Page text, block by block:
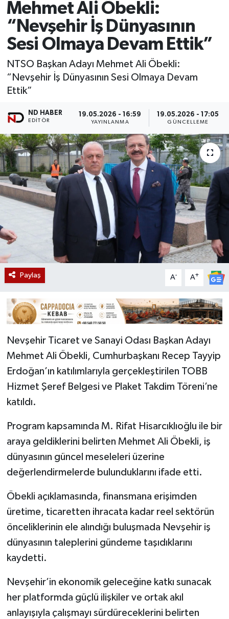
Mehmet Ali Öbekli:
“Nevşehir İş Dünyasının
Sesi Olmaya Devam Ettik”
NTSO Başkan Adayı Mehmet Ali Öbekli:
“Nevşehir İş Dünyasının Sesi Olmaya Devam
Ettik”
ND HABER
EDITÖR
19.05.2026 - 16:59
YAYINLANMA
19.05.2026 - 17:05
GÜNCELLEME
Paylaş A- A+
Nevşehir Ticaret ve Sanayi Odası Başkan Adayı
Mehmet Ali Öbekli, Cumhurbaşkanı Recep Tayyip
Erdoğan’ın katılımlarıyla gerçekleştirilen TOBB
Hizmet Şeref Belgesi ve Plaket Takdim Töreni’ne
katıldı.
Program kapsamında M. Rifat Hisarcıklıoğlu ile bir
araya geldiklerini belirten Mehmet Ali Öbekli, iş
dünyasının güncel meseleleri üzerine
değerlendirmelerde bulunduklarını ifade etti.
Öbekli açıklamasında, finansmana erişimden
üretime, ticaretten ihracata kadar reel sektörün
önceliklerinin ele alındığı buluşmada Nevşehir iş
dünyasının taleplerini gündeme taşıdıklarını
kaydetti.
Nevşehir’in ekonomik geleceğine katkı sunacak
her platformda güçlü ilişkiler ve ortak akıl
anlayışıyla çalışmayı sürdüreceklerini belirten